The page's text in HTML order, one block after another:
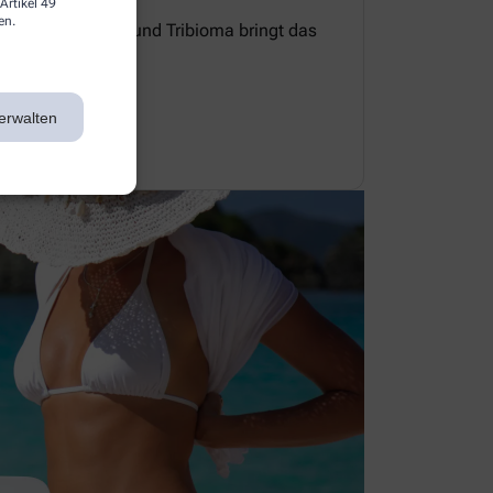
49
und Tribioma bringt das